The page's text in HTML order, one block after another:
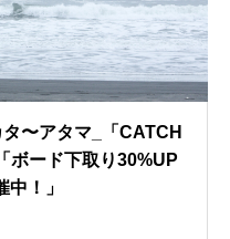
〜アタマ_「CATCH
ボード下取り30%UP
！」